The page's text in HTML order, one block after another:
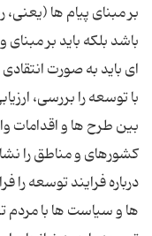
بر مبنای پیام ها
باشد بلکه باید بر
ای باید به صورت
با توسعه را بررسی،
بین طرح ها و
کشورهای و مناطق را
درباره فرایند توسعه را
ها و سیاست ها با مردم